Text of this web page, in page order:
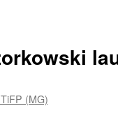
(MG)